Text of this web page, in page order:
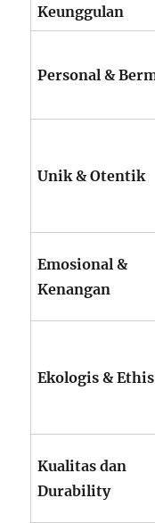
Keunggulan
Personal &
Unik & Otentik
Emosional &
Kenangan
Ekologis & Ethis
Kualitas dan
Durability